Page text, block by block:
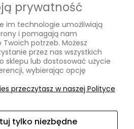
prywatność
im technologie umożliwiają
i pomagają nam
potrzeb. Możesz
przez nas wszystkich
sklepu lub dostosować użycie
wybierając opcję
przeczytasz w naszej Polityce
tylko niezbędne